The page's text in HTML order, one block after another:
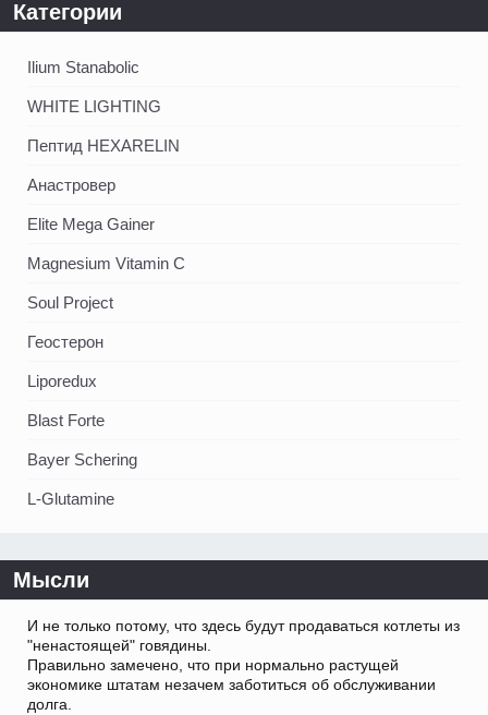
Категории
Ilium Stanabolic
WHITE LIGHTING
Пептид HEXARELIN
Анастровер
Elite Mega Gainer
Magnesium Vitamin C
Soul Project
Геостерон
Liporedux
Blast Forte
Bayer Schering
L-Glutamine
Мысли
И не только потому, что здесь будут продаваться котлеты из
"ненастоящей" говядины.
Правильно замечено, что при нормально растущей
экономике штатам незачем заботиться об обслуживании
долга.